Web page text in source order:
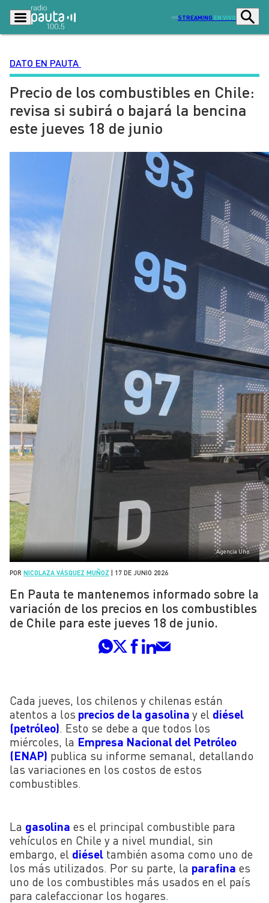
STREAMING EN VIVO
Podcasts Programas
Lo Último Actualidad
Ciudad
Radio en vivo Sostenibilidad
Tendencias Deportes
Entretención y Cultura Opinión
Dato en Pauta Señal 2
Contenido Patrocinado
DATO EN PAUTA
Precio de los combustibles en Chile:
revisa si subirá o bajará la bencina
este jueves 18 de junio
Agencia Uno
POR NICOLAZA VÁSQUEZ MUÑOZ 17 DE JUNIO 2026
En Pauta te mantenemos informado sobre la
variación de los precios en los combustibles
de Chile para este jueves 18 de junio.
Cada jueves, los chilenos y chilenas están
atentos a los precios de la gasolina y el diésel
(petróleo) . Esto se debe a que todos los
miércoles, la Empresa Nacional del Petróleo
(ENAP) publica su informe semanal, detallando
las variaciones en los costos de estos
combustibles.
La gasolina es el principal combustible para
vehículos en Chile y a nivel mundial, sin
embargo, el diésel también asoma como uno de
los más utilizados. Por su parte, la parafina es
uno de los combustibles más usados en el país
para calefaccionar los hogares.